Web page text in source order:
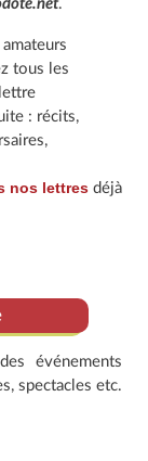
.
tous les
: récits,
nos lettresdéjà
événements
spectacles etc.